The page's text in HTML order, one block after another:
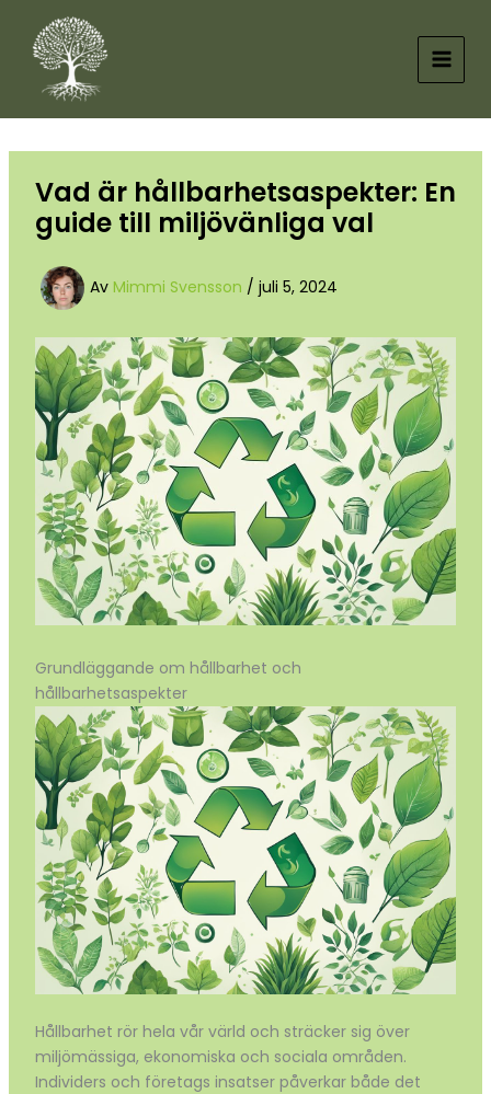
innehåll
Vad är hållbarhetsaspekter: En
guide till miljövänliga val
Av Mimmi Svensson / juli 5, 2024
Grundläggande om hållbarhet och
hållbarhetsaspekter
Hållbarhet rör hela vår värld och sträcker sig över
miljömässiga, ekonomiska och sociala områden.
Individers och företags insatser påverkar både det